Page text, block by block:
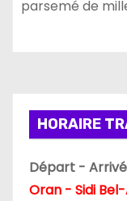
parsemé de
HORAIRE
Départ -
Oran - Sidi